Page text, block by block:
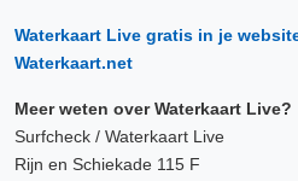
Waterkaart Live gratis in je
Waterkaart.net
Meer weten over Waterkaart Live?
Surfcheck / Waterkaart Live
Rijn en Schiekade 115 F